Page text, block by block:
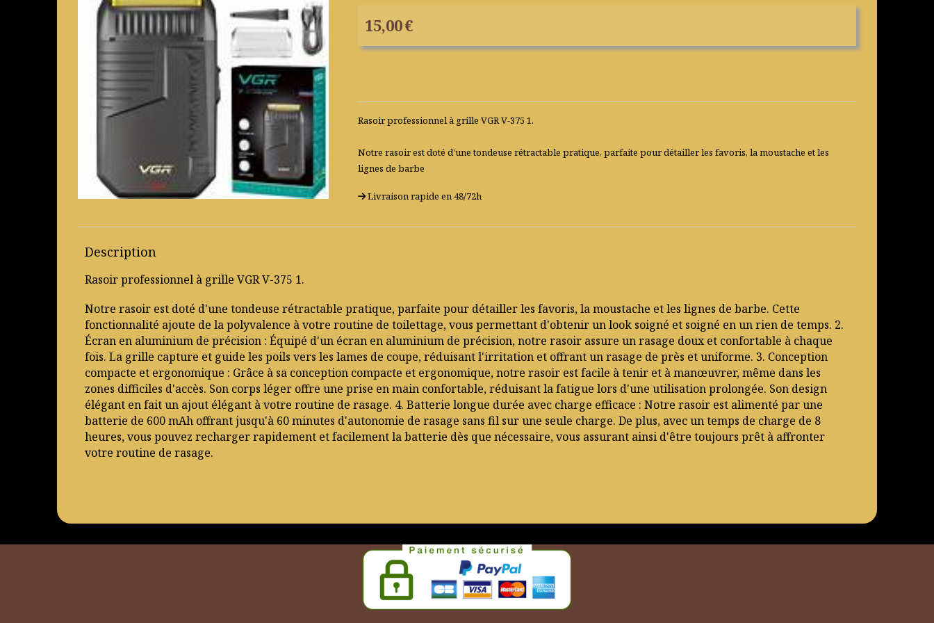
15,00€
Rasoir professionnel à grille VGR V-375 1.
Notre rasoir est doté d'une tondeuse rétractable pratique, parfaite pour détailler les favoris, la moustache et les
lignes de barbe
Livraison rapide en 48/72h
Description
Rasoir professionnel à grille VGR V-375 1.
Notre rasoir est doté d'une tondeuse rétractable pratique, parfaite pour détailler les favoris, la moustache et les lignes de barbe. Cette
fonctionnalité ajoute de la polyvalence à votre routine de toilettage, vous permettant d'obtenir un look soigné et soigné en un rien de temps. 2.
Écran en aluminium de précision : Équipé d'un écran en aluminium de précision, notre rasoir assure un rasage doux et confortable à chaque
fois. La grille capture et guide les poils vers les lames de coupe, réduisant l'irritation et offrant un rasage de près et uniforme. 3. Conception
compacte et ergonomique : Grâce à sa conception compacte et ergonomique, notre rasoir est facile à tenir et à manœuvrer, même dans les
zones difficiles d'accès. Son corps léger offre une prise en main confortable, réduisant la fatigue lors d'une utilisation prolongée. Son design
élégant en fait un ajout élégant à votre routine de rasage. 4. Batterie longue durée avec charge efficace : Notre rasoir est alimenté par une
batterie de 600 mAh offrant jusqu'à 60 minutes d'autonomie de rasage sans fil sur une seule charge. De plus, avec un temps de charge de 8
heures, vous pouvez recharger rapidement et facilement la batterie dès que nécessaire, vous assurant ainsi d'être toujours prêt à affronter
votre routine de rasage.